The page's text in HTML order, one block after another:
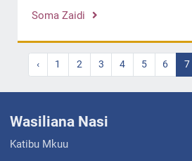
Soma Zaidi
‹ 1 2 3 4 5 6 7
Wasiliana Nasi
Katibu Mkuu